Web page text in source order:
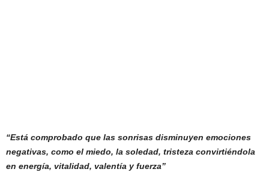
“Está comprobado que las sonrisas disminuyen emociones
negativas, como el miedo, la soledad, tristeza convirtiéndola
en energía, vitalidad, valentía y fuerza”